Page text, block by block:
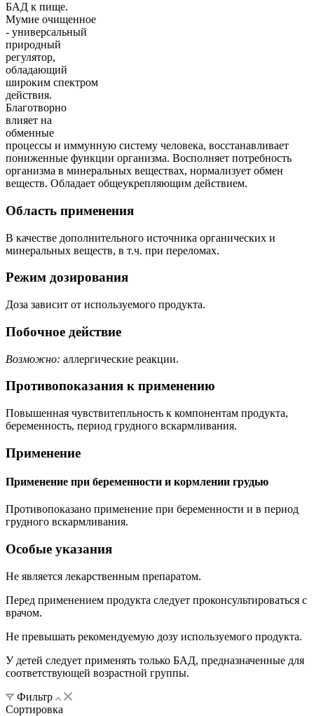
БАД к пище.
Мумие очищенное
- универсальный
природный
регулятор,
обладающий
широким спектром
действия.
Благотворно
влияет на
обменные
процессы и иммунную систему человека, восстанавливает
пониженные функции организма. Восполняет потребность
организма в минеральных веществах, нормализует обмен
веществ. Обладает общеукрепляющим действием.
Область применения
В качестве дополнительного источника органических и
минеральных веществ, в т.ч. при переломах.
Режим дозирования
Доза зависит от используемого продукта.
Побочное действие
Возможно: аллергические реакции.
Противопоказания к применению
Повышенная чувствитепльность к компонентам продукта,
беременность, период грудного вскармливания.
Применение
Применение при беременности и кормлении грудью
Противопоказано применение при беременности и в период
грудного вскармливания.
Особые указания
Не является лекарственным препаратом.
Перед применением продукта следует проконсультироваться с
врачом.
Не превышать рекомендуемую дозу используемого продукта.
У детей следует применять только БАД, предназначенные для
соответствующей возрастной группы.
Фильтр
Сортировка